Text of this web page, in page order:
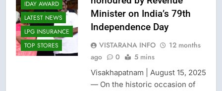
IDAY AWARD
LATEST NEWS
LPG INSURANCE
TOP STORES
Minister on India’s 79th
Independence Day
VISTARANA INFO
12 months
ago
0 5 mins
Visakhapatnam | August 15, 2025
— On the historic occasion of